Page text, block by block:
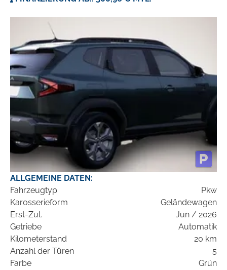
ALLGEMEINE DATEN:
Fahrzeugtyp
Pkw
Karosserieform
Geländewagen
Erst-Zul.
Jun / 2026
Getriebe
Automatik
Kilometerstand
20 km
Anzahl der Türen
5
Farbe
Grün